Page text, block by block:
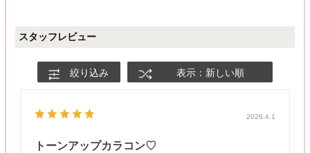
スタッフレビュー
絞り込み 表示：新しい順
2026.4.1
トーンアップカラコン♡